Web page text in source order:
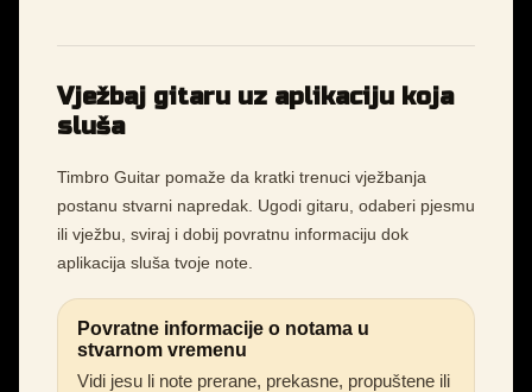
Vježbaj gitaru uz aplikaciju koja
sluša
Timbro Guitar pomaže da kratki trenuci vježbanja
postanu stvarni napredak. Ugodi gitaru, odaberi pjesmu
ili vježbu, sviraj i dobij povratnu informaciju dok
aplikacija sluša tvoje note.
Povratne informacije o notama u
stvarnom vremenu
Vidi jesu li note prerane, prekasne, propuštene ili